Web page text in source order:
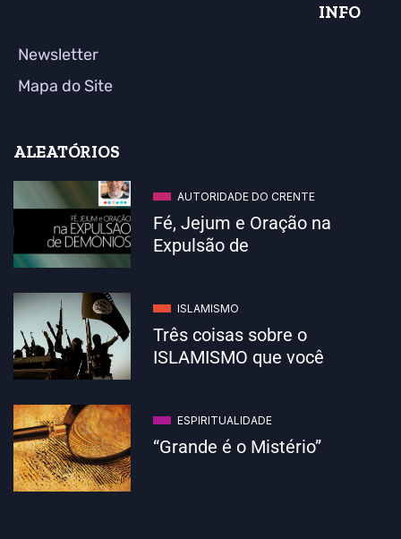
INFO
Newsletter
Mapa do Site
ALEATÓRIOS
AUTORIDADE DO CRENTE
Fé, Jejum e Oração na
Expulsão de
ISLAMISMO
Três coisas sobre o
ISLAMISMO que você
ESPIRITUALIDADE
“Grande é o Mistério”